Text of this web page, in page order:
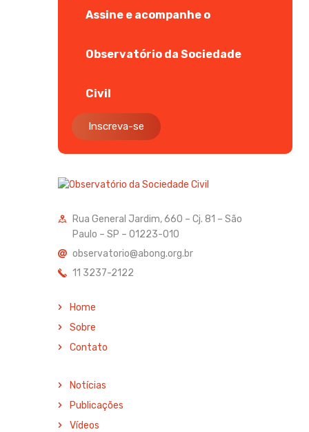
Assine e acompanhe o
Observatório da Sociedade
Civil
Inscreva-se
Rua General Jardim, 660 – Cj. 81 – São
Paulo – SP – 01223-010
observatorio@abong.org.br
11 3237-2122
Home
Sobre
Contato
Notícias
Publicações
Vídeos